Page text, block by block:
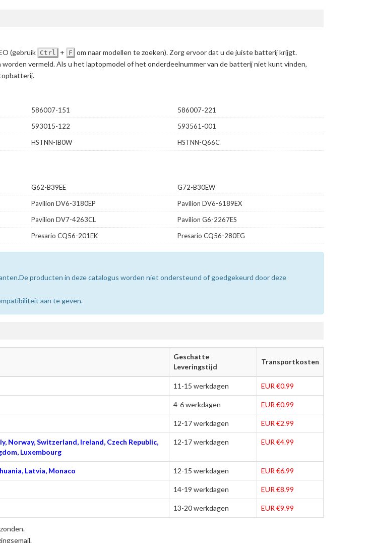
(gebruik Ctrl + F om naar modellen te zoeken). Zorg ervoor dat u de juiste batterij krijgt.
vermeld. Als u het laptopmodel of het onderdeelnummer van de batterij niet kunt vinden,
586007-151
586007-221
593015-122
593561-001
HSTNN-IB0W HSTNN-Q66C
G62-B39EE
G72-B30EW
Pavilion DV6-3180EP
Pavilion DV6-6189EX
Pavilion DV7-4263CL
Pavilion G6-2267ES
Presario CQ56-201EK Presario CQ56-280EG
producten in deze catalogus worden niet ondersteund of goedgekeurd door deze
aan te geven.
Geschatte
Leveringstijd
Transportkosten
11-15 werkdagen EUR €0.99
4-6 werkdagen EUR €0.99
12-17 werkdagen EUR €2.99
Norway, Switzerland, Ireland, Czech Republic,
Luxembourg
12-17 werkdagen EUR €4.99
Latvia, Monaco 12-15 werkdagen EUR €6.99
14-19 werkdagen EUR €8.99
13-20 werkdagen EUR €9.99